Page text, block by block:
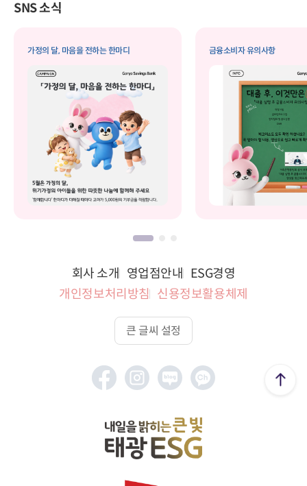
SNS 소식
가정의 달, 마음을 전하는 한마디 금융소비자 유의사항
회사 소개 영업점안내 ESG경영
개인정보처리방침 신용정보활용체제
큰 글씨 설정